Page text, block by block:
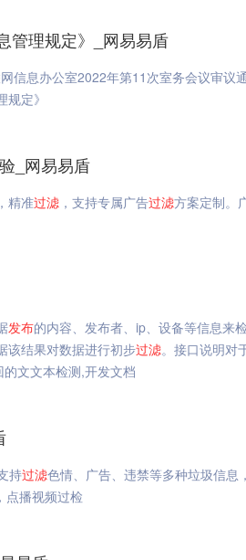
管理规定》_网易易盾
信息办公室2022年第11次室务会议审议
规定》
_网易易盾
精准过滤 ，支持专属广告过滤方案定制。
发布的内容、发布者、ip、设备等信息来
该结果对数据进行初步过滤。接口说明对
文文本检测,开发文档
持过滤色情、广告、违禁等多种垃圾信息
点播视频过检